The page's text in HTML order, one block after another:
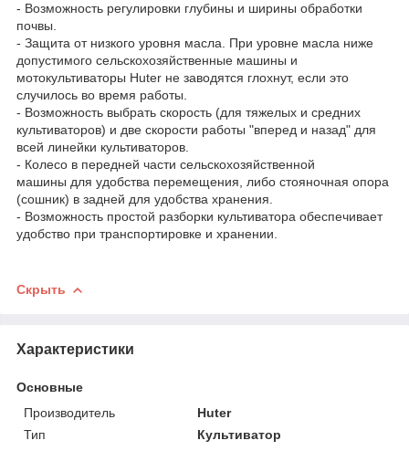
- Возможность регулировки глубины и ширины обработки
почвы.
- Защита от низкого уровня масла. При уровне масла ниже
допустимого сельскохозяйственные машины и
мотокультиваторы Huter не заводятся глохнут, если это
случилось во время работы.
- Возможность выбрать скорость (для тяжелых и средних
культиваторов) и две скорости работы "вперед и назад" для
всей линейки культиваторов.
- Колесо в передней части сельскохозяйственной
машины для удобства перемещения, либо стояночная опора
(сошник) в задней для удобства хранения.
- Возможность простой разборки культиватора обеспечивает
удобство при транспортировке и хранении.
Скрыть
Характеристики
Основные
Производитель
Huter
Тип
Культиватор